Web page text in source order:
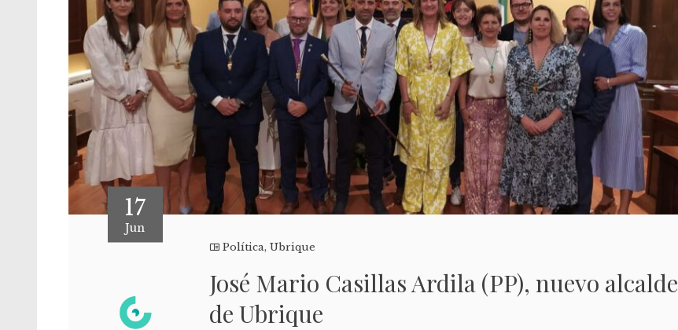
17
Jun
Política,Ubrique
José Mario Casillas Ardila (PP), nuevo alcalde
de Ubrique